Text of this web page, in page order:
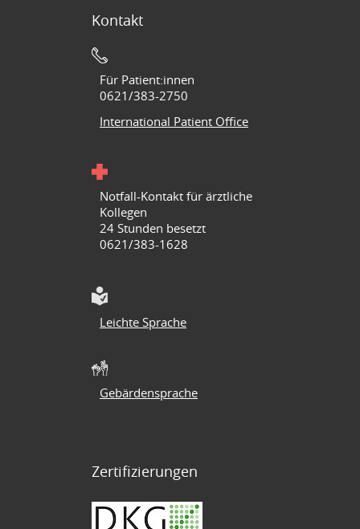
Kontakt
Für Patient:innen
0621/383-2750
International Patient Office
Notfall-Kontakt für ärztliche
Kollegen
24 Stunden besetzt
0621/383-1628
Leichte Sprache
Gebärdensprache
Zertifizierungen